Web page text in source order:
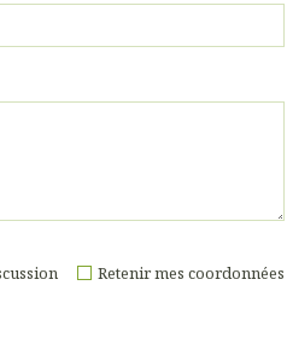
Retenir mes coordonnées